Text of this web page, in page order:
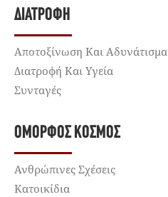
ΔΙΑΤΡΟΦΉ
Αποτοξίνωση Και Αδυνάτισμα
Διατροφή Και Υγεία
Συνταγές
ΌΜΟΡΦΟΣ ΚΌΣΜΟΣ
Ανθρώπινες Σχέσεις
Κατοικίδια